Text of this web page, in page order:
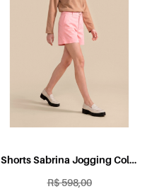
Shorts Sabrina Jogging Color
R$ 598,00